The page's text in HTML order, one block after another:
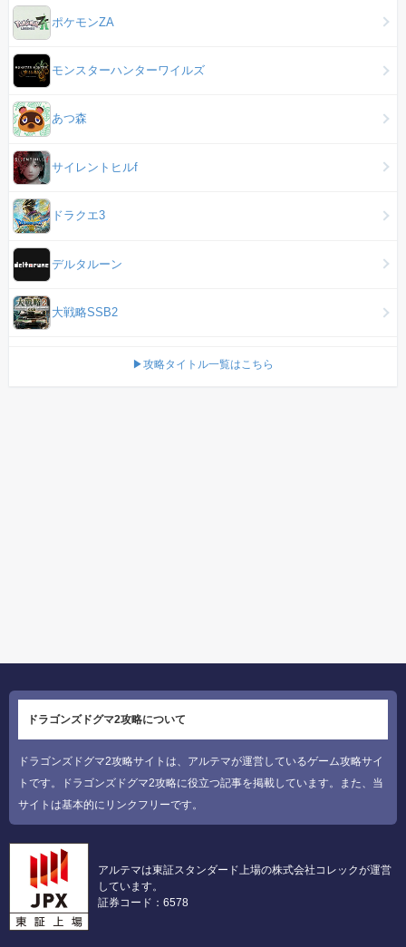
ポケモンZA
モンスターハンターワイルズ
あつ森
サイレントヒルf
ドラクエ3
デルタルーン
大戦略SSB2
▶攻略タイトル一覧はこちら
ドラゴンズドグマ2攻略について
ドラゴンズドグマ2攻略サイトは、アルテマが運営しているゲーム攻略サイ
トです。ドラゴンズドグマ2攻略に役立つ記事を掲載しています。また、当
サイトは基本的にリンクフリーです。
アルテマは東証スタンダード上場の株式会社コレックが運営
しています。
証券コード：6578